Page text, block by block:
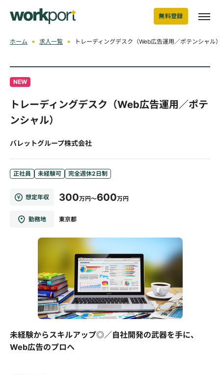
無料登録
ホーム 求人一覧 トレーディングデスク（Web広告運用／ポテンシャル
NEW
トレーディングデスク（Web広告運用／ポテ
ンシャル）
バレットグループ株式会社
正社員 未経験可 完全週休2日制
想定年収 300万円～600万円
勤務地 東京都
未経験からスキルアップ◎／自社開発の武器を手に、
Web広告のプロへ